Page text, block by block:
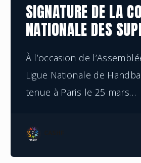
SIGNATURE DE LA
NATIONALE DES
À l’occasion de
Ligue Nationale de
tenue à Paris le 25 mars…